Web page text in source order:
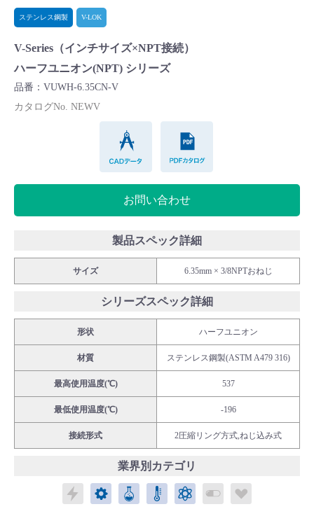
よくあるご質問(FAQ)・用語集
Cv値・流量計算ツール
製品動画一覧
バルブと継手のきほん
説明会・講習会
Corporate Blog
採用情報
languageLanguage：日本語／English
ステンレス鋼製 V-LOK
V-Series（インチサイズ×NPT接続）
ハーフユニオン(NPT) シリーズ
品番：VUWH-6.35CN-V
カタログNo. NEWV
お問い合わせ
製品スペック詳細
サイズ 6.35mm × 3/8NPTおねじ
シリーズスペック詳細
形状 ハーフユニオン
材質 ステンレス鋼製(ASTM A479 316)
最高使用温度(℃) 537
最低使用温度(℃) -196
接続形式 2圧縮リング方式,ねじ込み式
業界別カテゴリ
エレクトロニクス
メカトロニクス
ケミカルパブリックラボラトリ
エネルギーバイオメディカ